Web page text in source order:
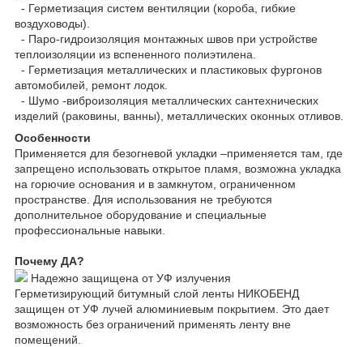
- Герметизация систем вентиляции (короба, гибкие
воздуховоды).
- Паро-гидроизоляция монтажных швов при устройстве
теплоизоляции из вспененного полиэтилена.
- Герметизация металлических и пластиковых фургонов
автомобилей, ремонт лодок.
- Шумо -виброизоляция металлических сантехнических
изделий (раковины, ванны), металлических оконных отливов.
Особенности
Применяется для безогневой укладки –применяется там, где
запрещено использовать открытое пламя, возможна укладка
на горючие основания и в замкнутом, ограниченном
пространстве. Для использования не требуются
дополнительное оборудование и специальные
профессиональные навыки.
Почему ДА?
Надежно защищена от УФ излучения
Герметизирующий битумный слой ленты НИКОБЕНД
защищен от УФ лучей алюминиевым покрытием. Это дает
возможность без ограничений применять ленту вне
помещений.